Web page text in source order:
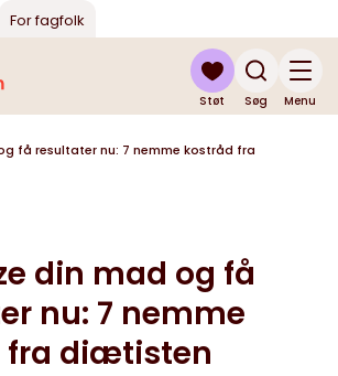
For fagfolk
Søg
Støt Menu
få resultater nu: 7 nemme kostråd fra
din mad og få
nu: 7 nemme
fra diætisten